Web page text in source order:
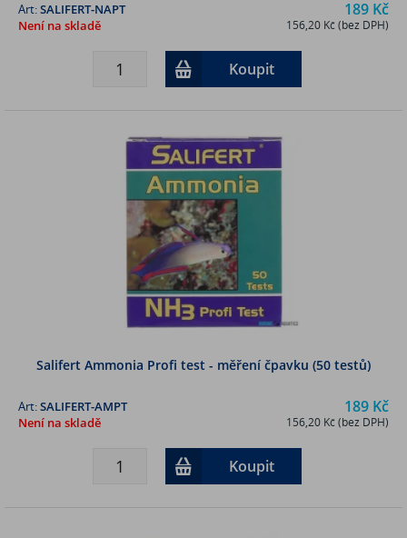
189 Kč
156,20 Kč (bez DPH)
Art:SALIFERT-NAPT
Není na skladě
Koupit
Salifert Ammonia Profi test - měření čpavku (50 testů)
189 Kč
156,20 Kč (bez DPH)
Art:SALIFERT-AMPT
Není na skladě
Koupit